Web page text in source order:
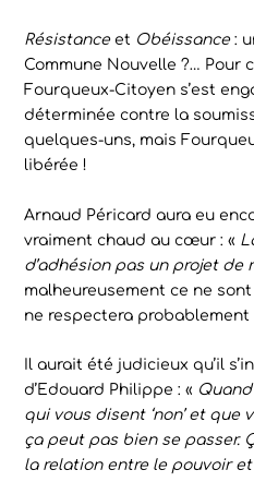
Résistanceet Obéissance:
Commune Nouvelle ?… Pour
Fourqueux-Citoyen s’est
déterminée contre la
quelques-uns, mais
libérée !
Arnaud Péricard aura eu
vraiment chaud au cœur : «
d’adhésion pas un projet de
malheureusement ce ne
ne respectera probablement
Il aurait été judicieux qu’il
d’Edouard Philippe : «
qui vous disent ‘non’ et que
ça peut pas bien se passer.
la relation entre le pouvoir et